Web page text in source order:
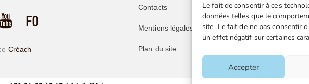
Le fait de consentir à ces
données telles que le
site. Le fait de ne pas consentir
un effet négatif sur certaines
Accepter
Créach
Contacts
Mentions légales
Plan du site
Repère juridique
Missive retraités
FO